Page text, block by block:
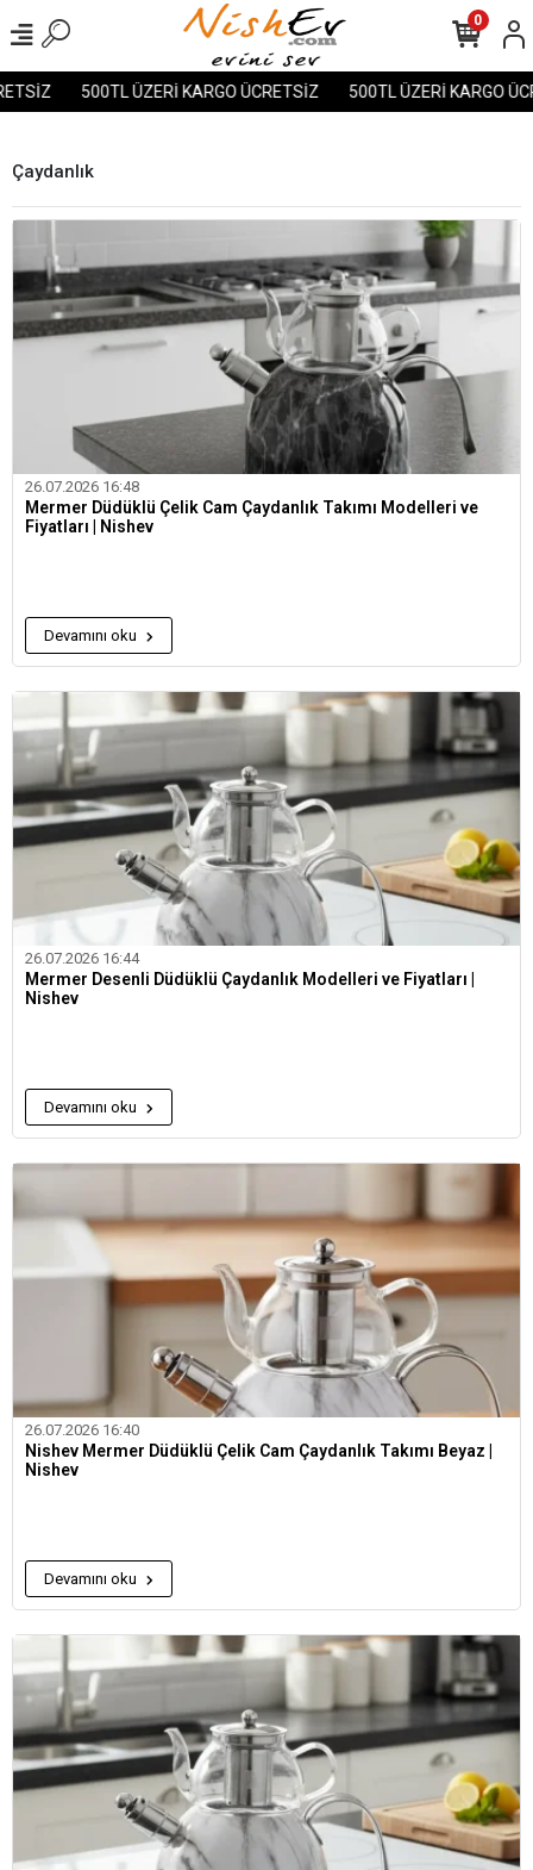
500TL ÜZERİ KARGO ÜCRETSİZ 500TL ÜZERİ KARGO
0
Çaydanlık
26.07.2026 16:48
Mermer Düdüklü Çelik Cam Çaydanlık Takımı Modelleri ve
Fiyatları | Nishev
Devamını oku
26.07.2026 16:44
Mermer Desenli Düdüklü Çaydanlık Modelleri ve Fiyatları |
Nishev
Devamını oku
26.07.2026 16:40
Nishev Mermer Düdüklü Çelik Cam Çaydanlık Takımı Beyaz |
Nishev
Devamını oku